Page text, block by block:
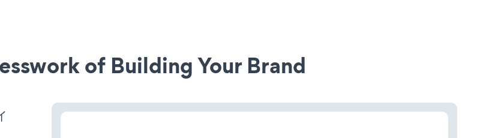
of Building Your Brand